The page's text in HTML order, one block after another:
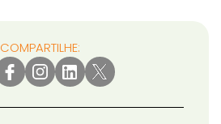
COMPARTILHE: